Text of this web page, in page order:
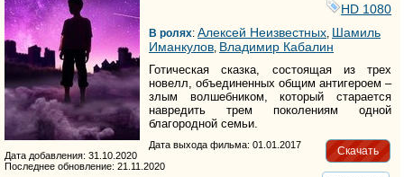
HD 1080
В ролях: Алексей Неизвестных Шамиль
Иманкулов Владимир Кабалин
Готическая сказка, состоящая из трех
новелл, объединенных общим антигероем –
злым волшебником, который старается
навредить трем поколениям одной
благородной семьи.
Скачать
Дата выхода фильма: 01.01.2017
Дата добавления: 31.10.2020
Последнее обновление: 21.11.2020